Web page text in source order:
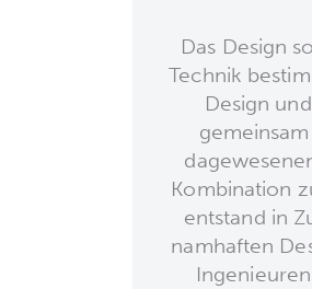
Das Design
Technik
Design
Kombination
entstand in
namhaften